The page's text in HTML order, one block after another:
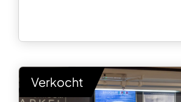
Verkocht